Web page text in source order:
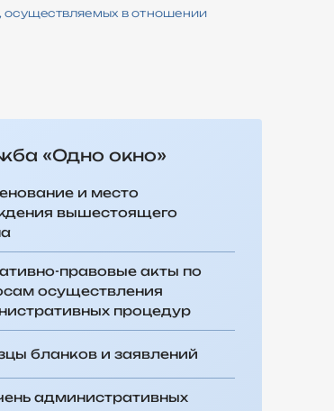
осуществляемых в отношении
«Одно окно»
и место
вышестоящего
правовые акты по
осуществления
процедур
бланков и заявлений
административных